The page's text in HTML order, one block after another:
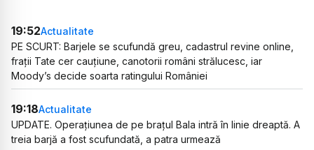
19:52Actualitate
PE SCURT: Barjele se scufundă greu, cadastrul revine online,
frații Tate cer cauțiune, canotorii români strălucesc, iar
Moody’s decide soarta ratingului României
19:18Actualitate
UPDATE. Operațiunea de pe brațul Bala intră în linie dreaptă. A
treia barjă a fost scufundată, a patra urmează